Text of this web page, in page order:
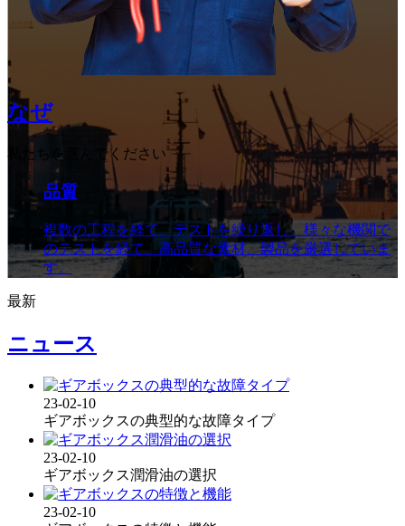
なぜ
私たちを選んでください
品質
複数の工程を経て、テストを繰り返し、様々な機関で
のテストを経て、高品質な素材、製品を厳選していま
す。
最新
ニュース
23-02-10
ギアボックスの典型的な故障タイプ
23-02-10
ギアボックス潤滑油の選択
23-02-10